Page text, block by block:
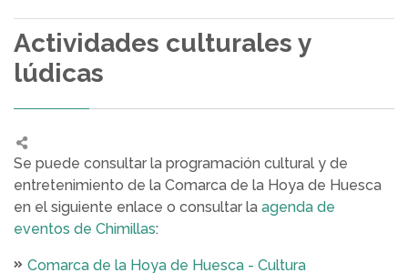
Actividades culturales y
lúdicas
Se puede consultar la programación cultural y de
entretenimiento de la Comarca de la Hoya de Huesca
en el siguiente enlace o consultar la agenda de
eventos de Chimillas:
Comarca de la Hoya de Huesca - Cultura